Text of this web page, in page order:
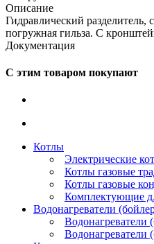
Описание
Гидравлический разделитель,
погружная гильза. С
Документация
С этим товаром покупают
Котлы
Электрические
Котлы газовые
Котлы газовые
Комплектующие
Водонагреватели
Водонагреватели